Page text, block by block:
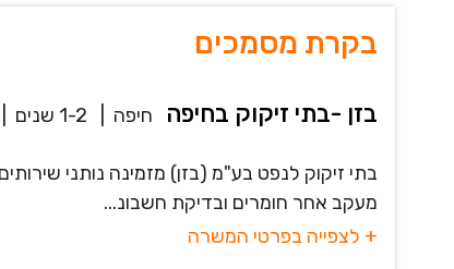
בקרת מסמכים
בזן -בתי זיקוק בחיפה חיפה 1-2 שנים
בתי זיקוק לנפט בע"מ (בזן) מזמינה נותני
מעקב אחר חומרים ובדיקת חשבונ...
+ לצפייה בפרטי המשרה